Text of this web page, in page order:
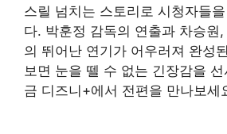
스릴 넘치는 스토리로 시청자들
다. 박훈정 감독의 연출과 차승원
의 뛰어난 연기가 어우러져 완성
보면 눈을 뗄 수 없는 긴장감을
금 디즈니+에서 전편을 만나보세